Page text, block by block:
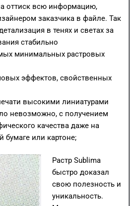
оттиск всю информацию,
заказчика в файле. Так
в тенях и светах за
стабильно
минимальных растровых
эффектов, свойственных
высокими линиатурами
невозможно, с получением
качества даже на
бумаге или картоне;
Растр Sublima
быстро доказал
свою полезность и
уникальность.